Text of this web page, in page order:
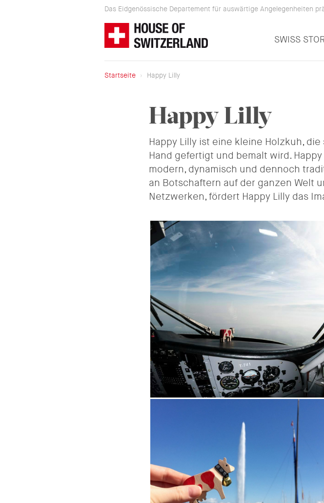
Das Eidgenössische Departement für auswärtige Angelegenheiten
Das Eidgenössische Departement für
SWISS
Startseite Happy Lilly
Happy Lilly
Happy Lilly ist eine kleine Holzkuh,
Hand gefertigt und bemalt wird.
modern, dynamisch und dennoch
an Botschaftern auf der ganzen Welt
Netzwerken, fördert Happy Lilly das